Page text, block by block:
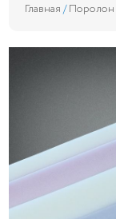
Главная /Поролон